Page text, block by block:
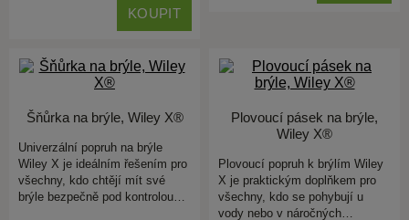
KOUPIT
Šňůrka na brýle, Wiley X®
Univerzální popruh na brýle
Wiley X je ideálním řešením pro
všechny, kdo chtějí mít své
brýle bezpečně pod kontrolou…
Plovoucí pásek na brýle,
Wiley X®
Plovoucí popruh k brýlím Wiley
X je praktickým doplňkem pro
všechny, kdo se pohybují u
vody nebo v náročných…